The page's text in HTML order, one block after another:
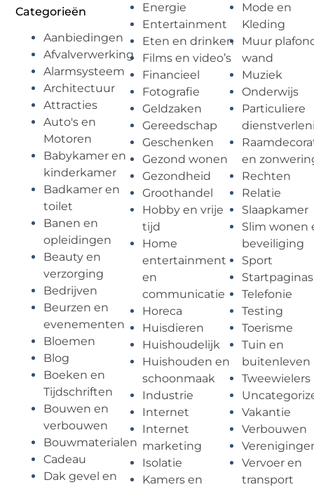
Categorieën
Aanbiedingen
Afvalverwerking
Alarmsysteem
Architectuur
Attracties
Auto's en
Motoren
Babykamer en
kinderkamer
Badkamer en
toilet
Banen en
opleidingen
Beauty en
verzorging
Bedrijven
Beurzen en
evenementen
Bloemen
Blog
Boeken en
Tijdschriften
Bouwen en
verbouwen
Bouwmaterialen
Cadeau
Dak gevel en
Energie
Entertainment
Eten en drinken
Films en video’s
Financieel
Fotografie
Geldzaken
Gereedschap
Geschenken
Gezond wonen
Gezondheid
Groothandel
Hobby en vrije
tijd
Home
entertainment
en
communicatie
Horeca
Huisdieren
Huishoudelijk
Huishouden en
schoonmaak
Industrie
Internet
Internet
marketing
Isolatie
Kamers en
Mode en
Kleding
Muur
wand
Muziek
Onderwijs
Particuliere
en
Rechten
Relatie
Slaapkamer
Slim wonen
beveiliging
Sport
Startpaginas
Telefonie
Testing
Toerisme
Tuin en
buitenleven
Tweewielers
Vakantie
Verbouwen
Vervoer en
transport